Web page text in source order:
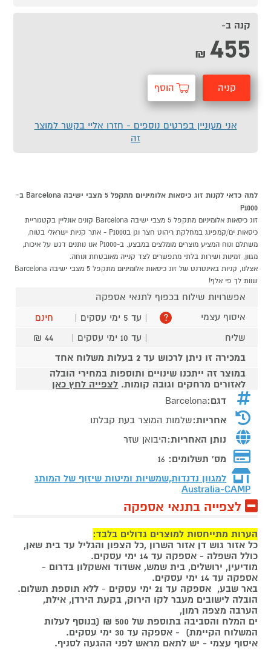
קנה ב-
455
₪
קניה הוסף
אני מעוניין בפרטים נוספים - חזרו אליי בקשר למוצר
זה
למה כדאי לקנות זוג כיסאות אלומיניום מתקפל 5 מצבי ישיבה Barcelona ב-
P1000
זוג כיסאות אלומיניום מתקפל 5 מצבי ישיבה Barcelona קונים אונליין בקטגוריית
כיסאות ים/קמפינג במחלקת ריהוט חצר וגן בP1000 - אתר קניות ישראלי בטוח,
משתלם ונוח המציע מוצרים מומלצים במבצע. ב-P1000 אנו נותנים דגש על איכות,
מגוון, זמינות ושירות בלתי מתפשרים לצד קנייה מאובטחת ונוחה.
אצלנו, קניות באינטרנט של זוג כיסאות אלומיניום מתקפל 5 מצבי ישיבה Barcelona
שוות לך פי אלף!
אפשרויות שילוח בכפוף לתנאי אספקה
איסוף עצמי
? | עד 5 ימי עסקים |
חינם
שליח
| עד 10 ימי עסקים |
44 ₪
במכירה זו ניתן לרכוש עד 2 בעלות משלוח אחד
במוצר זה ייתכנו שינויים ותוספות במחירי הובלה
לאזורים מרחקים וגובה קומות. לצפייה לחץ כאן
דגם:Barcelona
אחריות:שלמות המוצר בעת קבלתו
נותן האחריות:היבואן שזר
מס' תשלומים: 16
למגוון נדנדות,שמשיות ומיטות שיזוף של המותג
Australia-CAMP
לצפייה בתנאי אספקה
הערות מתייחסות למוצרים גדולים בלבד:
כל אזור גוש דן אזור השרון ,כל הצפון והגליל עד בית שאן,
כולל השפלה - אספקה עד 14 ימי עסקים.
מודיעין, ירושלים, בית שמש, אשדוד ואשקלון בדרום -
אספקה עד 14 ימי עסקים.
באר שבע, אספקה עד 21 ימי עסקים - ללא תוספת תשלום.
הובלה לישובים מעבר לקו הירוק, בקעת הירדן, אילת,
הערבה מצפה רמון,
ים המלח והסביבה בתוספת של 500 ₪ (בנוסף לעלות
המשלוח הקיימת) - אספקה עד 30 ימי עסקים.
איסוף עצמי - יש לתאם מראש לפני ההגעה לסניף.